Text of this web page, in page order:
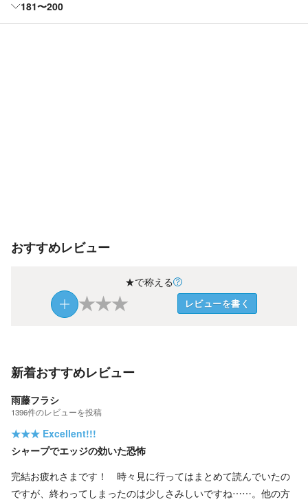
181〜200
おすすめレビュー
★で称える
★★★ レビューを書く
新着おすすめレビュー
雨藤フラシ
1396件のレビューを投稿
★★★ Excellent!!!
シャープでエッジの効いた恐怖
完結お疲れさまです！ 時々見に行ってはまとめて読んでいたの
ですが、終わってしまったのは少しさみしいですね……。他の方